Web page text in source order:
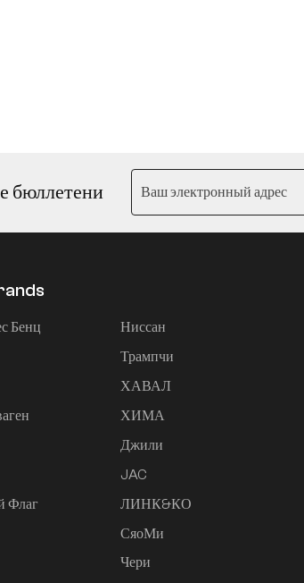
бюллетени
Бенц
Флаг
Ниссан
Трампчи
ХАВАЛ
ХИМА
Джили
JAC
ЛИНК&КО
СяоМи
Чери